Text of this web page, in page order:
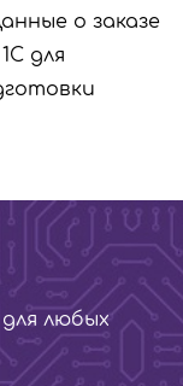
о заказе
для
любых